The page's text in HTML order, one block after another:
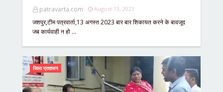
patravarta.com August 13, 2023
जशपुर,टीम पत्रवार्ता,13 अगस्त 2023 बार बार शिकायत करने के बावजूद
जब कार्यवाही न हो …
जिला प्रशासन